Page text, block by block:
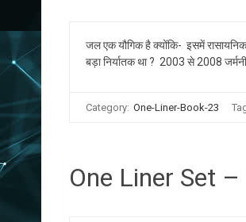
जल एक यौगिक है क्योंकि- इसमें
बड़ा निर्यातक था ? 2003 से 2008
Category: One-Liner-Book-23
One Liner Set